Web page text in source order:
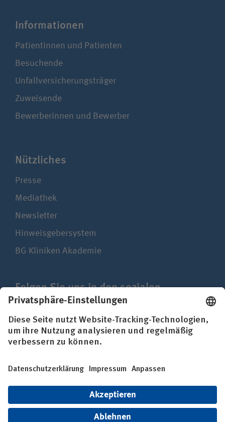
Infor­ma­tionen
Patientinnen und Patienten
Besuchende
Unfallversicherungsträger
Zuweisende
Bewerberinnen und Bewerber
Nützliches
Presse
Mediathek
Newsletter
Hinweisgebersystem
BG Kliniken Akademie
Folgen Sie uns in den sozialen
Netzwerken
Impressum
Datenschutz
Erklärung zur Barrierefreiheit
© BG Kliniken – Klinikverbund der gesetzlichen